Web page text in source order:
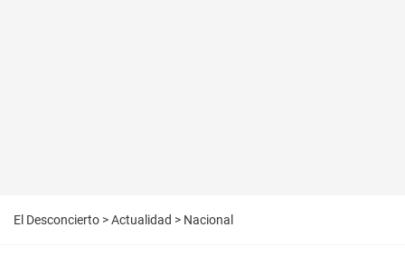
El Desconcierto >Actualidad > Nacional